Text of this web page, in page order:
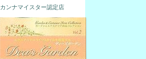
カンナマイスター認定店